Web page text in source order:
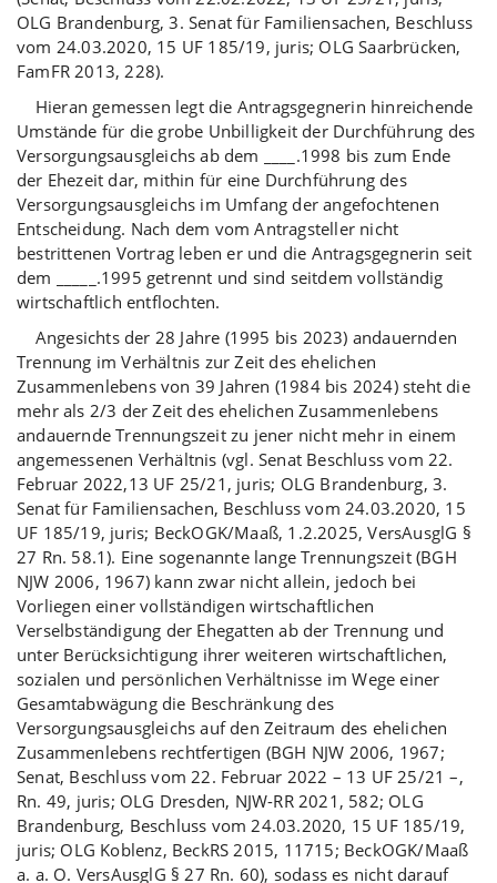
OLG Brandenburg, 3. Senat für Familiensachen, Beschluss
vom 24.03.2020, 15 UF 185/19, juris; OLG Saarbrücken,
FamFR 2013, 228).
Hieran gemessen legt die Antragsgegnerin hinreichende
Umstände für die grobe Unbilligkeit der Durchführung des
Versorgungsausgleichs ab dem ____.1998 bis zum Ende
der Ehezeit dar, mithin für eine Durchführung des
Versorgungsausgleichs im Umfang der angefochtenen
Entscheidung. Nach dem vom Antragsteller nicht
bestrittenen Vortrag leben er und die Antragsgegnerin seit
dem _____.1995 getrennt und sind seitdem vollständig
wirtschaftlich entflochten.
Angesichts der 28 Jahre (1995 bis 2023) andauernden
Trennung im Verhältnis zur Zeit des ehelichen
Zusammenlebens von 39 Jahren (1984 bis 2024) steht die
mehr als 2/3 der Zeit des ehelichen Zusammenlebens
andauernde Trennungszeit zu jener nicht mehr in einem
angemessenen Verhältnis (vgl. Senat Beschluss vom 22.
Februar 2022,13 UF 25/21, juris; OLG Brandenburg, 3.
Senat für Familiensachen, Beschluss vom 24.03.2020, 15
UF 185/19, juris; BeckOGK/Maaß, 1.2.2025, VersAusglG §
27 Rn. 58.1). Eine sogenannte lange Trennungszeit (BGH
NJW 2006, 1967) kann zwar nicht allein, jedoch bei
Vorliegen einer vollständigen wirtschaftlichen
Verselbständigung der Ehegatten ab der Trennung und
unter Berücksichtigung ihrer weiteren wirtschaftlichen,
sozialen und persönlichen Verhältnisse im Wege einer
Gesamtabwägung die Beschränkung des
Versorgungsausgleichs auf den Zeitraum des ehelichen
Zusammenlebens rechtfertigen (BGH NJW 2006, 1967;
Senat, Beschluss vom 22. Februar 2022 – 13 UF 25/21 –,
Rn. 49, juris; OLG Dresden, NJW-RR 2021, 582; OLG
Brandenburg, Beschluss vom 24.03.2020, 15 UF 185/19,
juris; OLG Koblenz, BeckRS 2015, 11715; BeckOGK/Maaß
a. a. O. VersAusglG § 27 Rn. 60), sodass es nicht darauf